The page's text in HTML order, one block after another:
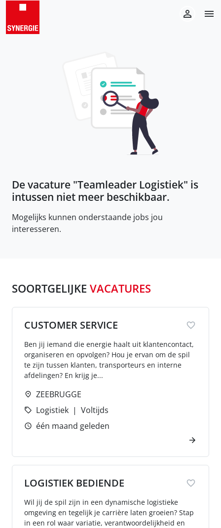
De vacature "Teamleader Logistiek" is
intussen niet meer beschikbaar.
Mogelijks kunnen onderstaande jobs jou
interesseren.
SOORTGELIJKE VACATURES
CUSTOMER SERVICE
Ben jij iemand die energie haalt uit klantencontact,
organiseren en opvolgen? Hou je ervan om de spil
te zijn tussen klanten, transporteurs en interne
afdelingen? En krijg je...
ZEEBRUGGE
Logistiek
Voltijds
één maand geleden
LOGISTIEK BEDIENDE
Wil jij de spil zijn in een dynamische logistieke
omgeving en tegelijk je carrière laten groeien? Stap
in een rol waar variatie, verantwoordelijkheid en